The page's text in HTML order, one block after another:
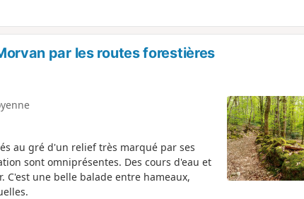
par les routes forestières
au gré d'un relief très marqué par ses
sont omniprésentes. Des cours d'eau et
C'est une belle balade entre hameaux,